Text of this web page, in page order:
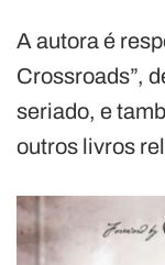
A autora é
Crossroads”,
seriado, e
outros livros